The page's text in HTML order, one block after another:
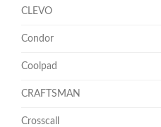
CLEVO
Condor
Coolpad
CRAFTSMAN
Crosscall